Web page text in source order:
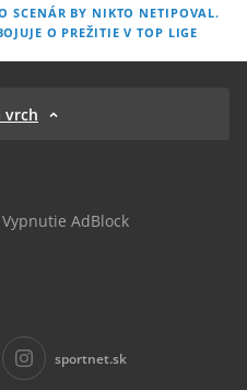
SCENÁR BY NIKTO NETIPOVAL.
O PREŽITIE V TOP LIGE
vrch
Vypnutie AdBlock
sportnet.sk